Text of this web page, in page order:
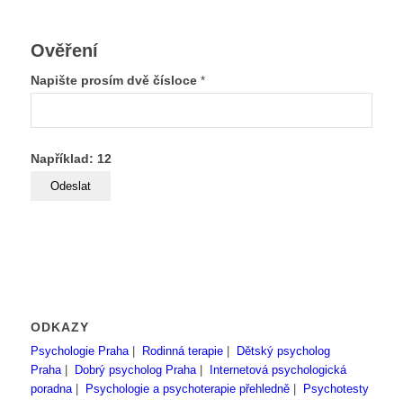
Ověření
Napište prosím dvě čísloce *
Například: 12
ODKAZY
Psychologie Praha| Rodinná terapie|
Dětský psycholog
Praha| Dobrý psycholog Praha|
Internetová psychologická
poradna| Psychologie a psychoterapie přehledně|
Psychotesty